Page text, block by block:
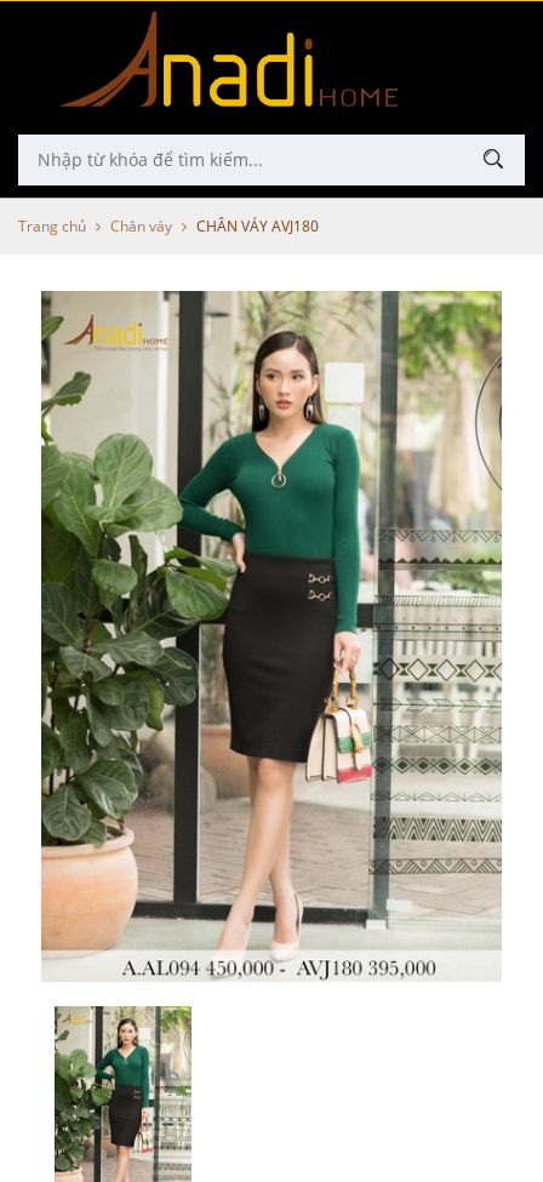
Trang chủ Chân váy CHÂN VÁY AVJ180